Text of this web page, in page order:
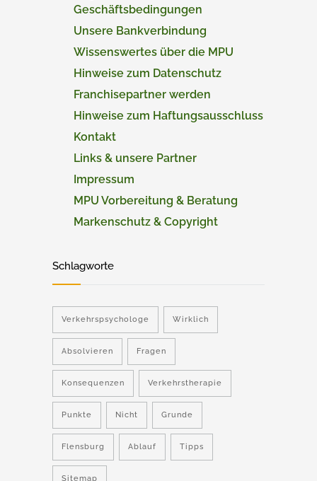
Geschäftsbedingungen
Unsere Bankverbindung
Wissenswertes über die MPU
Hinweise zum Datenschutz
Franchisepartner werden
Hinweise zum Haftungsausschluss
Kontakt
Links & unsere Partner
Impressum
MPU Vorbereitung & Beratung
Markenschutz & Copyright
Schlagworte
Verkehrspsychologe Wirklich
Absolvieren Fragen
Konsequenzen Verkehrstherapie
Punkte Nicht Grunde
Flensburg Ablauf Tipps
Sitemap